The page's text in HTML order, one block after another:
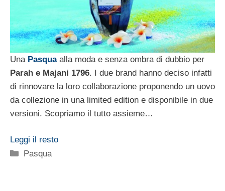
Una Pasquaalla moda e senza ombra di dubbio per
Parah e Majani 1796. I due brand hanno deciso infatti
di rinnovare la loro collaborazione proponendo un uovo
da collezione in una limited edition e disponibile in due
versioni. Scopriamo il tutto assieme…
Leggi il resto
Categorie
Pasqua